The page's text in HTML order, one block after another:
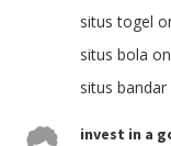
situs togel
situs bola
situs bandar
invest in a